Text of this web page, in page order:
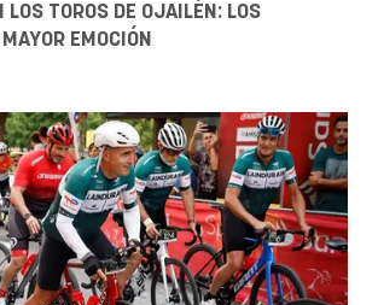
LOS TOROS DE OJAILÉN: LOS
EMOCIÓN